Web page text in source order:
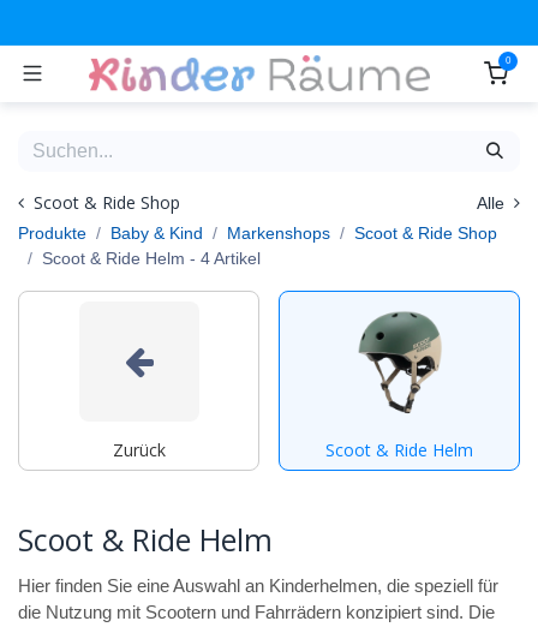
0
Scoot & Ride Shop
Alle
Produkte
Baby & Kind Markenshops
Scoot & Ride Shop
Scoot & Ride Helm - 4 Artikel
Zurück Scoot & Ride Helm
Scoot & Ride Helm
Hier finden Sie eine Auswahl an Kinderhelmen, die speziell für
die Nutzung mit Scootern und Fahrrädern konzipiert sind. Die